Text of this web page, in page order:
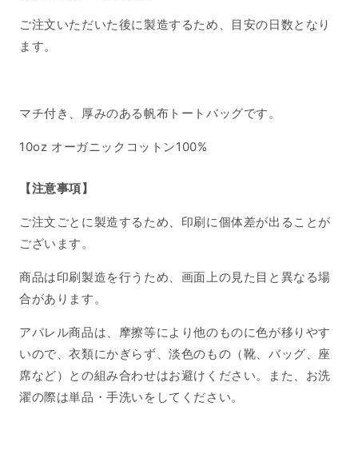
ご注文いただいた後に製造するため、目安の日数となり
ます。
マチ付き、厚みのある帆布トートバッグです。
10oz オーガニックコットン100%
【注意事項】
ご注文ごとに製造するため、印刷に個体差が出ることが
ございます。
商品は印刷製造を行うため、画面上の見た目と異なる場
合があります。
アパレル商品は、摩擦等により他のものに色が移りやす
いので、衣類にかぎらず、淡色のもの（靴、バッグ、座
席など）との組み合わせはお避けください。また、お洗
濯の際は単品・手洗いをしてください。